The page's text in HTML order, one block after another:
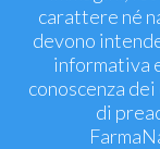
carattere né
devono
informativa
conoscenza
di